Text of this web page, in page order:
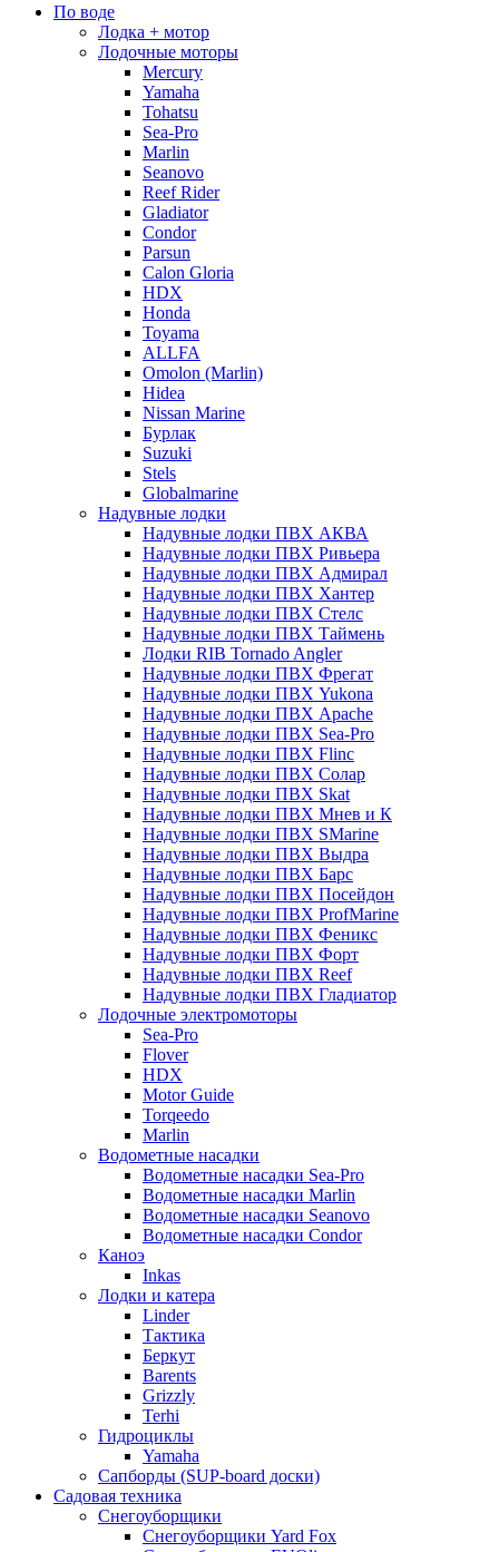
По воде
Лодка + мотор
Лодочные моторы
Mercury
Yamaha
Tohatsu
Sea-Pro
Marlin
Seanovo
Reef Rider
Gladiator
Condor
Parsun
Calon Gloria
HDX
Honda
Toyama
ALLFA
Omolon (Marlin)
Hidea
Nissan Marine
Бурлак
Suzuki
Stels
Globalmarine
Надувные лодки
Надувные лодки ПВХ АКВА
Надувные лодки ПВХ Ривьера
Надувные лодки ПВХ Адмирал
Надувные лодки ПВХ Хантер
Надувные лодки ПВХ Стелс
Надувные лодки ПВХ Таймень
Лодки RIB Tornado Angler
Надувные лодки ПВХ Фрегат
Надувные лодки ПВХ Yukona
Надувные лодки ПВХ Apache
Надувные лодки ПВХ Sea-Pro
Надувные лодки ПВХ Flinc
Надувные лодки ПВХ Солар
Надувные лодки ПВХ Skat
Надувные лодки ПВХ Мнев и К
Надувные лодки ПВХ SMarine
Надувные лодки ПВХ Выдра
Надувные лодки ПВХ Барс
Надувные лодки ПВХ Посейдон
Надувные лодки ПВХ ProfMarine
Надувные лодки ПВХ Феникс
Надувные лодки ПВХ Форт
Надувные лодки ПВХ Reef
Надувные лодки ПВХ Гладиатор
Лодочные электромоторы
Sea-Pro
Flover
HDX
Motor Guide
Torqeedo
Marlin
Водометные насадки
Водометные насадки Sea-Pro
Водометные насадки Marlin
Водометные насадки Seanovo
Водометные насадки Condor
Каноэ
Inkas
Лодки и катера
Linder
Тактика
Беркут
Barents
Grizzly
Terhi
Гидроциклы
Yamaha
Сапборды (SUP-board доски)
Садовая техника
Снегоуборщики
Снегоуборщики Yard Fox